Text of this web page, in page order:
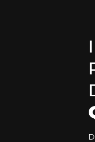
Vieni a scoprire
arte, storia e